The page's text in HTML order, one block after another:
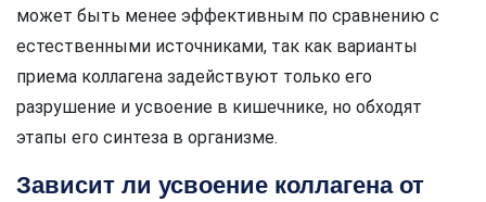
может быть менее эффективным по сравнению с
естественными источниками, так как варианты
приема коллагена задействуют только его
разрушение и усвоение в кишечнике, но обходят
этапы его синтеза в организме.
Зависит ли усвоение коллагена от